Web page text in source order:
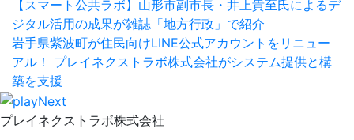
【スマート公共ラボ】山形市副市長・井上貴至氏によるデ
ジタル活用の成果が雑誌「地方行政」で紹介
岩手県紫波町が住民向けLINE公式アカウントをリニュー
アル！ プレイネクストラボ株式会社がシステム提供と構
築を支援
プレイネクストラボ株式会社